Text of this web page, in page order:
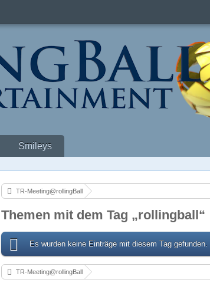
Smileys
TR-Meeting@rollingBall
Themen mit dem Tag „rollingball“
Es wurden keine Einträge mit diesem Tag gefunden.
TR-Meeting@rollingBall